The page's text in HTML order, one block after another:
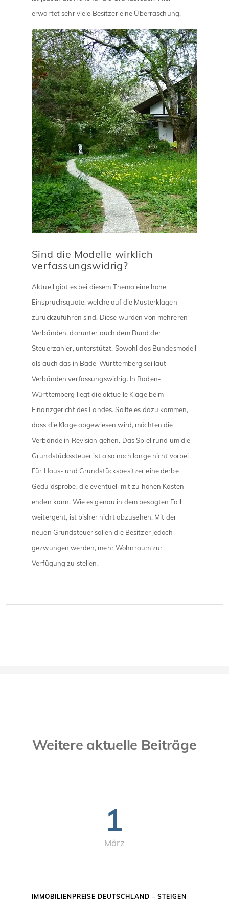
erwartet sehr viele Besitzer eine Überraschung.
Sind die Modelle wirklich
verfassungswidrig?
Aktuell gibt es bei diesem Thema eine hohe
Einspruchsquote, welche auf die Musterklagen
zurückzuführen sind. Diese wurden von mehreren
Verbänden, darunter auch dem Bund der
Steuerzahler, unterstützt. Sowohl das Bundesmodell
als auch das in Bade-Württemberg sei laut
Verbänden verfassungswidrig. In Baden-
Württemberg liegt die aktuelle Klage beim
Finanzgericht des Landes. Sollte es dazu kommen,
dass die Klage abgewiesen wird, möchten die
Verbände in Revision gehen. Das Spiel rund um die
Grundstückssteuer ist also noch lange nicht vorbei.
Für Haus- und Grundstücksbesitzer eine derbe
Geduldsprobe, die eventuell mit zu hohen Kosten
enden kann. Wie es genau in dem besagten Fall
weitergeht, ist bisher nicht abzusehen. Mit der
neuen Grundsteuer sollen die Besitzer jedoch
gezwungen werden, mehr Wohnraum zur
Verfügung zu stellen.
Weitere aktuelle Beiträge
1
März
IMMOBILIENPREISE DEUTSCHLAND – STEIGEN